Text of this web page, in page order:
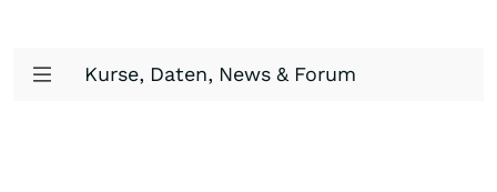
Kurse, Daten, News & Forum